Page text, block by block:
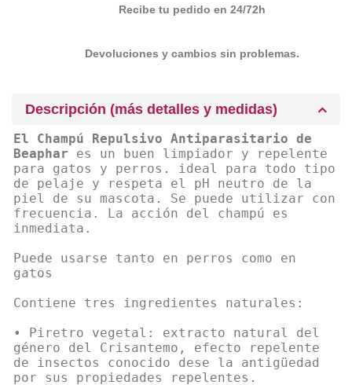
Recibe tu pedido en 24/72h
Devoluciones y cambios sin problemas.
Descripción (más detalles y medidas)
El Champú Repulsivo Antiparasitario de
Beaphar es un buen limpiador y repelente
para gatos y perros. ideal para todo tipo
de pelaje y respeta el pH neutro de la
piel de su mascota. Se puede utilizar con
frecuencia. La acción del champú es
inmediata.
Puede usarse tanto en perros como en
gatos
Contiene tres ingredientes naturales:
• Piretro vegetal: extracto natural del
género del Crisantemo, efecto repelente
de insectos conocido dese la antigüedad
por sus propiedades repelentes.